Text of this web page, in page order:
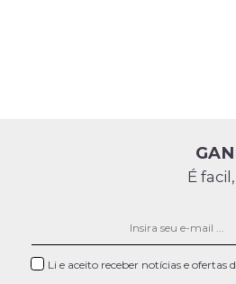
É
Li e aceito receber notícias e ofertas